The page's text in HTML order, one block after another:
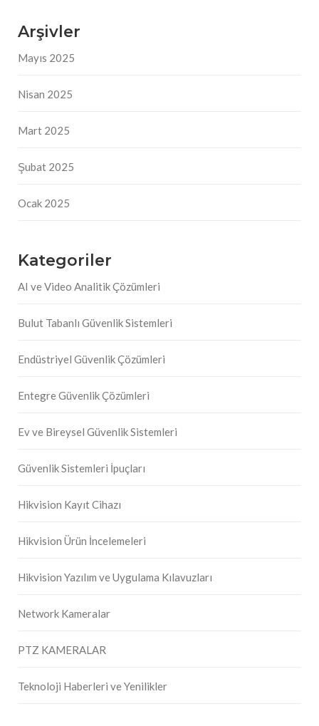
Arşivler
Mayıs 2025
Nisan 2025
Mart 2025
Şubat 2025
Ocak 2025
Kategoriler
AI ve Video Analitik Çözümleri
Bulut Tabanlı Güvenlik Sistemleri
Endüstriyel Güvenlik Çözümleri
Entegre Güvenlik Çözümleri
Ev ve Bireysel Güvenlik Sistemleri
Güvenlik Sistemleri İpuçları
Hikvision Kayıt Cihazı
Hikvision Ürün İncelemeleri
Hikvision Yazılım ve Uygulama Kılavuzları
Network Kameralar
PTZ KAMERALAR
Teknoloji Haberleri ve Yenilikler